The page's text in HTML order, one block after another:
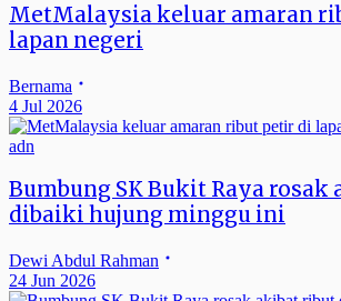
MetMalaysia keluar amaran
lapan negeri
Bernama
4 Jul 2026
adn
Bumbung SK Bukit Raya
dibaiki hujung minggu ini
Dewi Abdul Rahman
24 Jun 2026